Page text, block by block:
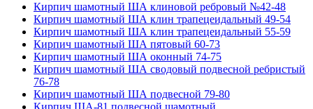
Кирпич шамотный ША клиновой ребровый №42-48
Кирпич шамотный ША клин трапецеидальный 49-54
Кирпич шамотный ША клин трапецеидальный 55-59
Кирпич шамотный ША пятовый 60-73
Кирпич шамотный ША оконный 74-75
Кирпич шамотный ША сводовый подвесной ребристый
76-78
Кирпич шамотный ША подвесной 79-80
Кирпич ША-81 подвесной шамотный